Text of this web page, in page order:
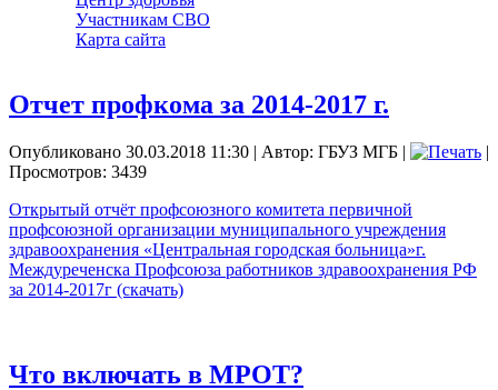
Участникам СВО
Карта сайта
Отчет профкома за 2014-2017 г.
Опубликовано 30.03.2018 11:30 | Автор: ГБУЗ МГБ |
|
Просмотров: 3439
Открытый отчёт профсоюзного комитета первичной
профсоюзной организации муниципального учреждения
здравоохранения «Центральная городская больница»г.
Междуреченска Профсоюза работников здравоохранения РФ
за 2014-2017г (скачать)
Что включать в МРОТ?